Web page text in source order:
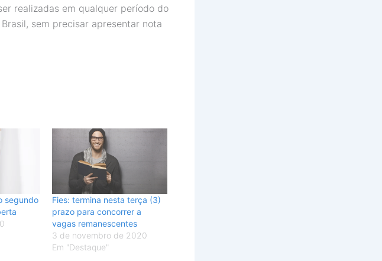
realizadas em qualquer período do
sem precisar apresentar nota
segundo
Fies: termina nesta terça (3)
prazo para concorrer a
vagas remanescentes
3 de novembro de 2020
Em "Destaque"